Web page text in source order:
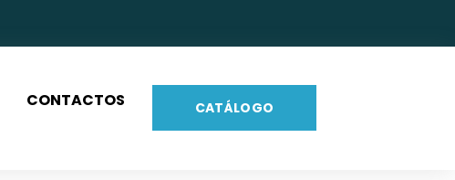
CONTACTOS CATÁLOGO